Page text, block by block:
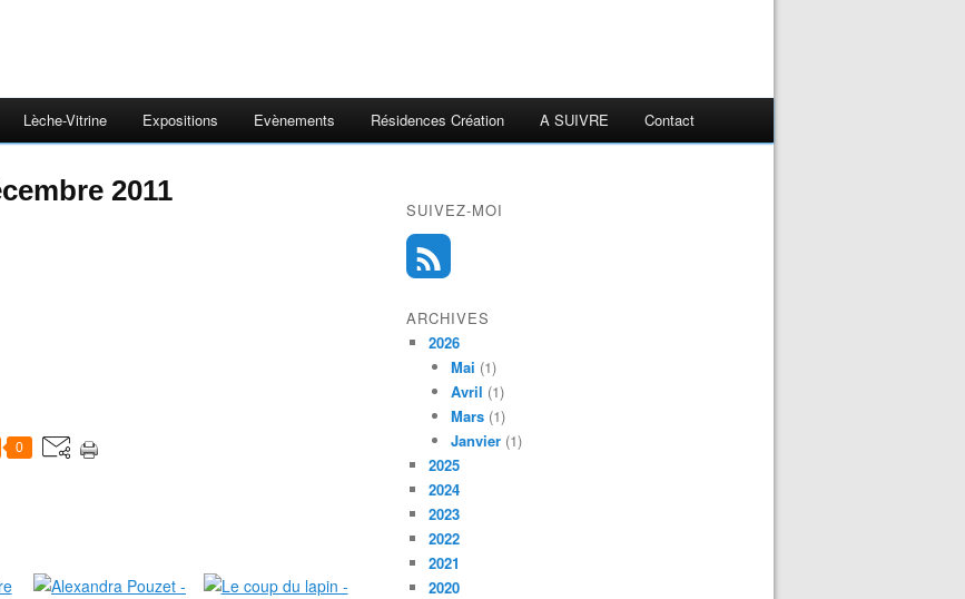
Lèche-Vitrine Expositions Evènements Résidences Création A SUIVRE Contact
2011
0
SUIVEZ-MOI
ARCHIVES
2026
Mai (1)
Avril (1)
Mars (1)
Janvier (1)
2025
2024
2023
2022
2021
2020